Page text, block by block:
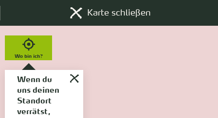
Karte schließen
Wo bin ich?
Wenn du
uns deinen
Standort
verrätst,